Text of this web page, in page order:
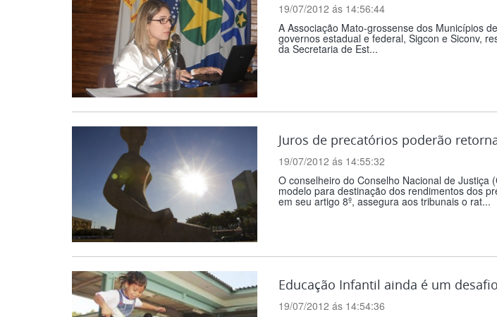
19/07/2012 ás 14:56:44
A Associação Mato-grossense dos Municípios
governos estadual e federal, Sigcon e Siconv,
da Secretaria de Est...
Juros de precatórios poderão
19/07/2012 ás 14:55:32
O conselheiro do Conselho Nacional de
modelo para destinação dos rendimentos dos
em seu artigo 8º, assegura aos tribunais o rat...
Educação Infantil ainda é um
19/07/2012 ás 14:54:36